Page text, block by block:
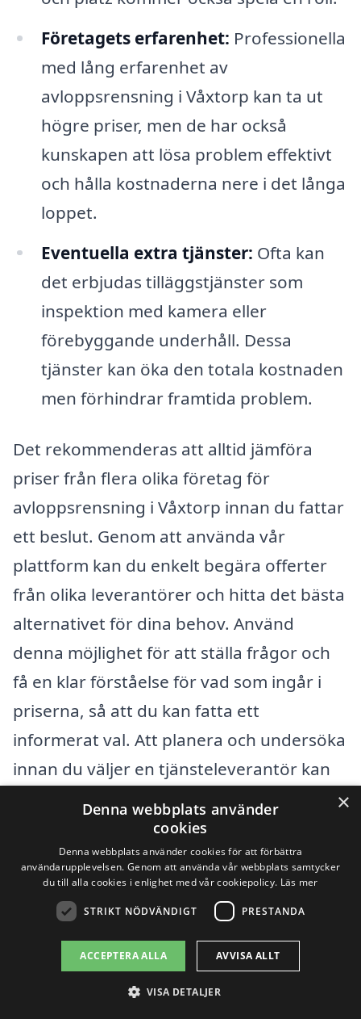
Företagets erfarenhet: Professionella
med lång erfarenhet av
avloppsrensning i Våxtorp kan ta ut
högre priser, men de har också
kunskapen att lösa problem effektivt
och hålla kostnaderna nere i det långa
loppet.
Eventuella extra tjänster: Ofta kan
det erbjudas tilläggstjänster som
inspektion med kamera eller
förebyggande underhåll. Dessa
tjänster kan öka den totala kostnaden
men förhindrar framtida problem.
Det rekommenderas att alltid jämföra
priser från flera olika företag för
avloppsrensning i Våxtorp innan du fattar
ett beslut. Genom att använda vår
plattform kan du enkelt begära offerter
från olika leverantörer och hitta det bästa
alternativet för dina behov. Använd
denna möjlighet för att ställa frågor och
få en klar förståelse för vad som ingår i
priserna, så att du kan fatta ett
informerat val. Att planera och undersöka
innan du väljer en tjänsteleverantör kan
spara både tid och pengar, och säkerställa
att ditt avloppssystem fungerar smidigt i
framtiden.
Få 3 erbjudanden, gratis och utan
förpliktelser
×
Denna webbplats använder
cookies
Denna webbplats använder cookies för att förbättra
användarupplevelsen. Genom att använda vår webbplats samtycker
du till alla cookies i enlighet med vår cookiepolicy. Läs mer
STRIKT NÖDVÄNDIGT PRESTANDA
ACCEPTERA ALLA AVVISA ALLT
VISA DETALJER